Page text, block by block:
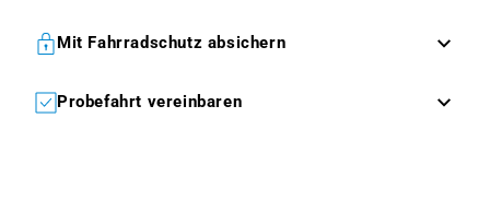
Mit Fahrradschutz absichern
Probefahrt vereinbaren